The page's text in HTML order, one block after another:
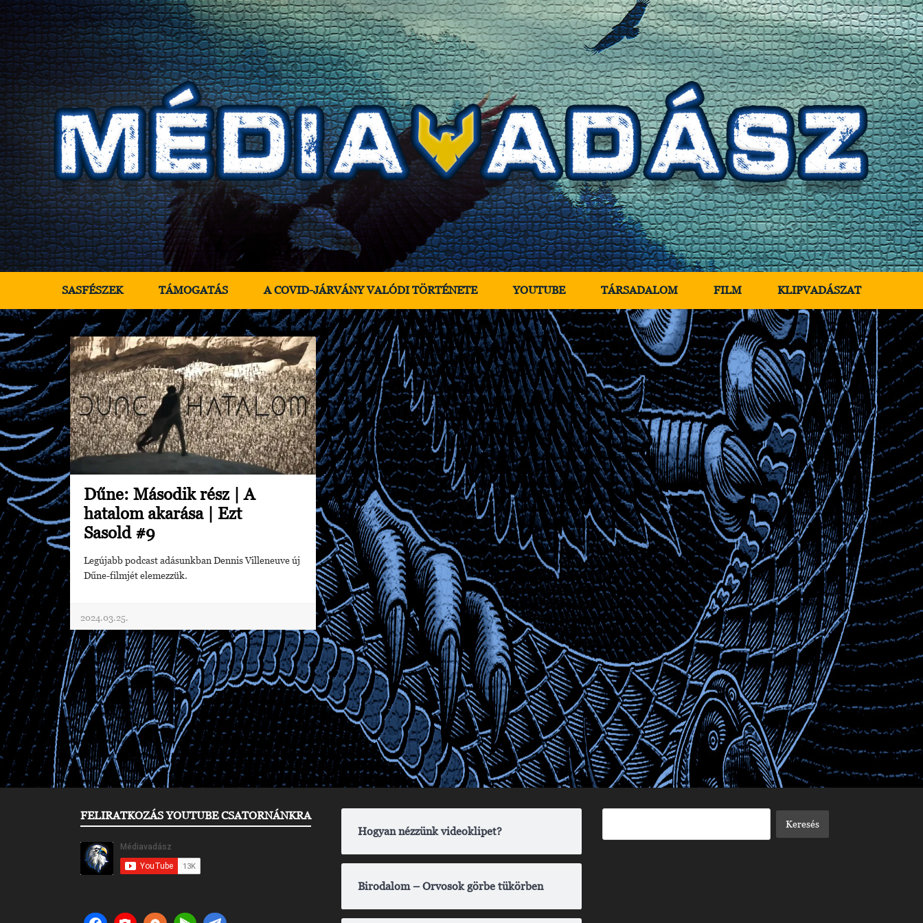
SASFÉSZEK TÁMOGATÁS A COVID-JÁRVÁNY VALÓDI TÖRTÉNETE YOUTUBE TÁRSADALOM FILM KLIPVADÁSZAT
Dűne: Második rész | A
hatalom akarása | Ezt
Sasold #9
Legújabb podcast adásunkban Dennis Villeneuve új
Dűne-filmjét elemezzük.
2024.03.25.
FELIRATKOZÁS YOUTUBE CSATORNÁNKRA
Hogyan nézzünk videoklipet?
Birodalom – Orvosok görbe tükörben